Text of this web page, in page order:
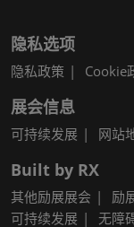
隐私选项
隐私政策 Cookie
展会信息
可持续发展 网站
Built by RX
其他励展展会 励
可持续发展
无障